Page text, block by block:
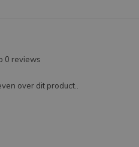
0 reviews
over dit product..